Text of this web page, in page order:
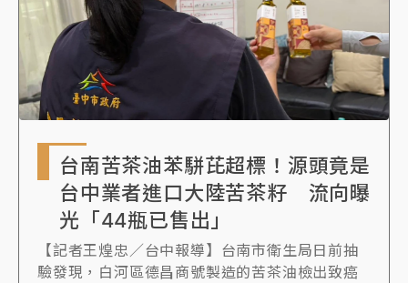
台南苦茶油苯駢芘超標！源頭竟是
台中業者進口大陸苦茶籽 流向曝
光「44瓶已售出」
【記者王煌忠／台中報導】台南市衛生局日前抽
驗發現，白河區德昌商號製造的苦茶油檢出致癌